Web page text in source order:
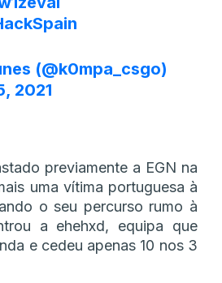
(@k0mpa_csgo)
2021
previamente a EGN na
uma vítima portuguesa à
o seu percurso rumo à
a ehehxd, equipa que
e cedeu apenas 10 nos 3